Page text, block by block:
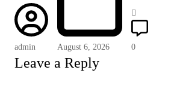
admin August 6, 2026 0
Leave a Reply